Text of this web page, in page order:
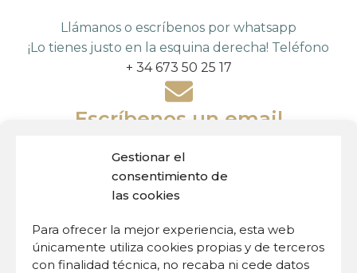
Gestionar el
consentimiento de
las cookies
Para ofrecer la mejor experiencia, esta web
únicamente utiliza cookies propias y de terceros
con finalidad técnica, no recaba ni cede datos
Llámanos o escríbenos por whatsapp
¡Lo tienes justo en la esquina derecha! Teléfono
+ 34 673 50 25 17
Escríbenos un email
También puedes escribirnos a nuestro email
info@espacioarcadia.es